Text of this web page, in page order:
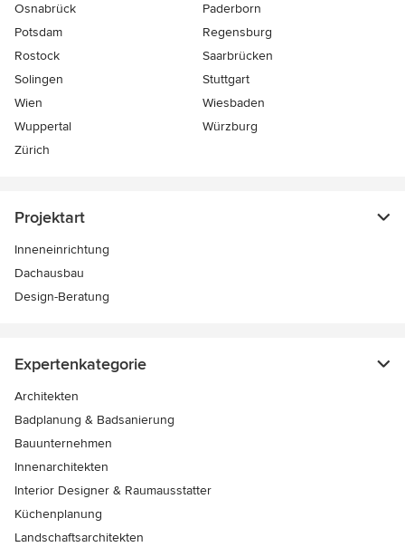
Osnabrück
Paderborn
Potsdam
Regensburg
Rostock
Saarbrücken
Solingen
Stuttgart
Wien
Wiesbaden
Wuppertal
Würzburg
Zürich
Projektart
Inneneinrichtung
Dachausbau
Design-Beratung
Expertenkategorie
Architekten
Badplanung & Badsanierung
Bauunternehmen
Innenarchitekten
Interior Designer & Raumausstatter
Küchenplanung
Landschaftsarchitekten